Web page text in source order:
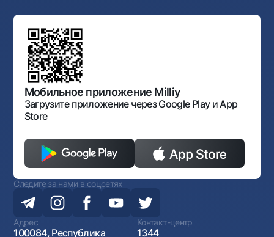
Мобильное приложение Milliy
Загрузите приложение через Google Play и App
Store
Следите за нами в соцсетях
Адрес
100084, Республика
Контакт-центр
1344